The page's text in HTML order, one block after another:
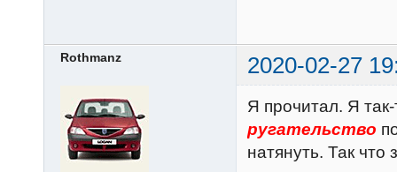
Rothmanz 2020-02-27
Я прочитал. Я
ругательство
натянуть. Так